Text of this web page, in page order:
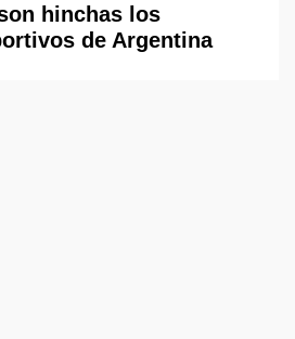
hinchas los
de Argentina